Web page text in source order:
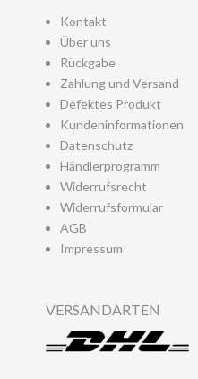
Kontakt
Über uns
Rückgabe
Zahlung und Versand
Defektes Produkt
Kundeninformationen
Datenschutz
Händlerprogramm
Widerrufsrecht
Widerrufsformular
AGB
Impressum
VERSANDARTEN